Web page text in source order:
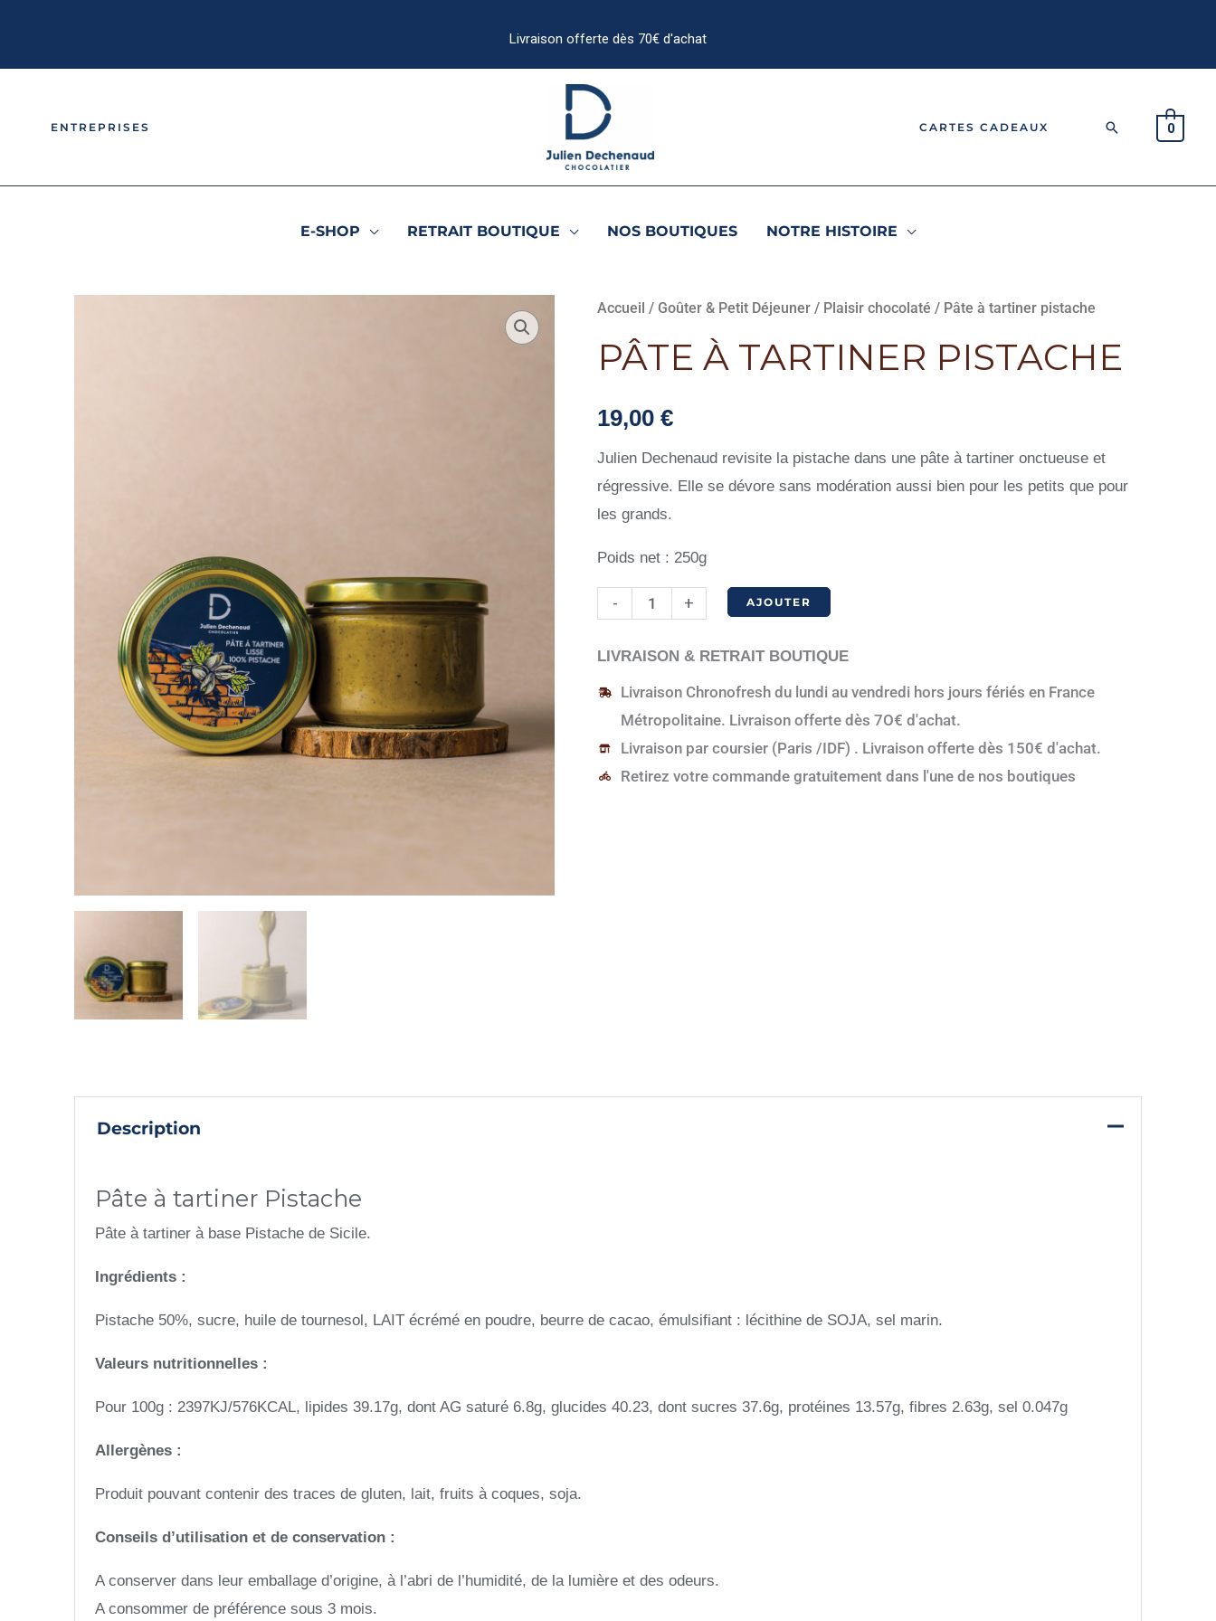
contenu
ENTREPRISES CARTES CADEAUX Rechercher
0
E-SHOP RETRAIT BOUTIQUE NOS BOUTIQUES NOTRE HISTOIRE
Accueil / Goûter & Petit Déjeuner / Plaisir chocolaté / Pâte à tartiner pistache
PÂTE À TARTINER PISTACHE
19,00€
Julien Dechenaud revisite la pistache dans une pâte à tartiner onctueuse et
régressive. Elle se dévore sans modération aussi bien pour les petits que pour
les grands.
Poids net : 250g
-
quantité
Pâte
à
tartiner
pistache
+ AJOUTER
LIVRAISON & RETRAIT BOUTIQUE
Livraison Chronofresh du lundi au vendredi hors jours fériés en France
Métropolitaine. Livraison offerte dès 7O€ d'achat.
Livraison par coursier (Paris /IDF) . Livraison offerte dès 150€ d'achat.
Retirez votre commande gratuitement dans l'une de nos boutiques
Description
Pâte à tartiner Pistache
Pâte à tartiner à base Pistache de Sicile.
Ingrédients :
Pistache 50%, sucre, huile de tournesol, LAIT écrémé en poudre, beurre de cacao, émulsifiant : lécithine de SOJA, sel marin.
Valeurs nutritionnelles :
Pour 100g : 2397KJ/576KCAL, lipides 39.17g, dont AG saturé 6.8g, glucides 40.23, dont sucres 37.6g, protéines 13.57g, fibres 2.63g, sel 0.047g
Allergènes :
Produit pouvant contenir des traces de gluten, lait, fruits à coques, soja.
Conseils d’utilisation et de conservation :
A conserver dans leur emballage d’origine, à l’abri de l’humidité, de la lumière et des odeurs.
A consommer de préférence sous 3 mois.